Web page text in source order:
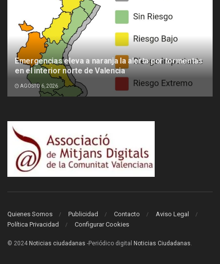
Emergencias eleva a naranja la alerta por tormentas
en el interior norte de Valencia
AGOSTO 6, 2026
Quienes Somos Publicidad Contacto
Aviso Legal
Política Privacidad
Configurar Cookies
© 2024 Noticias ciudadanas -Periódico digital Noticias Ciudadanas.